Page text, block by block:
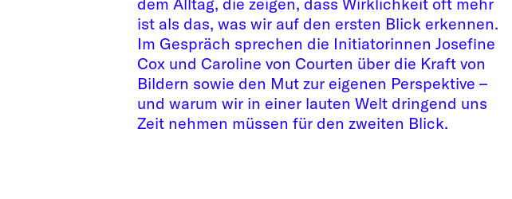
ist als das, was wir auf den ersten Blick erkennen.
Im Gespräch sprechen die Initiatorinnen Josefine
Cox und Caroline von Courten über die Kraft von
Bildern sowie den Mut zur eigenen Perspektive –
und warum wir in einer lauten Welt dringend uns
Zeit nehmen müssen für den zweiten Blick.